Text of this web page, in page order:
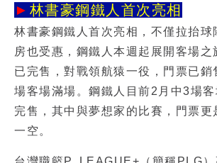
► 林書豪鋼鐵人首次亮相
林書豪鋼鐵人 首次亮相，不僅拉抬球
房也受惠，鋼鐵人本週起展開客場之
已完售，對戰領航猿一役，門票已
場客場滿場。鋼鐵人目前2月中3場
完售，其中與夢想家的比賽，門票更
一空。